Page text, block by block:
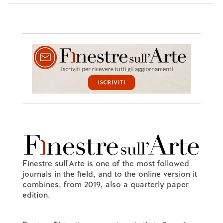
Finestre sull'Arte is one of the most followed
journals in the field, and to the online version it
combines, from 2019, also a quarterly paper
edition.